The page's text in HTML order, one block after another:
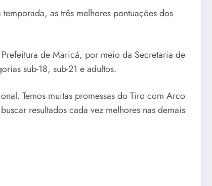
as três melhores pontuações dos
de Maricá, por meio da Secretaria de
sub-18, sub-21 e adultos.
Temos muitas promessas do Tiro com Arco
resultados cada vez melhores nas demais